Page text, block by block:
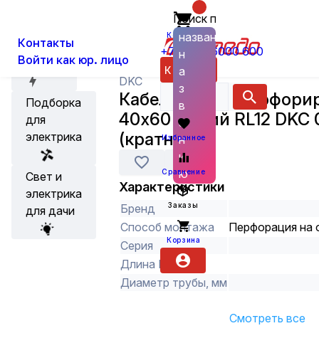
Контакты
Войти как юр. лицо
Корзина
+7 (800) 6000 600
Каталог
Поиск по
названию
н
а
з
в
а
н
и
ю
Избранное
Сравнение
Заказы
Корзина
Акции
Подборка
для
электрика
Свет и
электрика
для дачи
Кабеленесущие системы и
DKC
Кабель-канал
40х60 Синий RL12 DKC
(кратно 2)
Характеристики
Бренд
Способ монтажа
Перфорация на
Серия
Длина L, мм
Диаметр трубы, мм
Смотреть все